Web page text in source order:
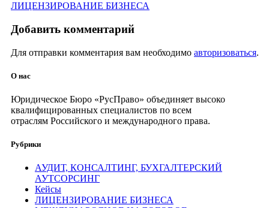
ЛИЦЕНЗИРОВАНИЕ БИЗНЕСА
Добавить комментарий
Для отправки комментария вам необходимо авторизоваться.
О нас
Юридическое Бюро «РусПраво» объединяет высоко
квалифицированных специалистов по всем
отраслям Российского и международного права.
Рубрики
АУДИТ, КОНСАЛТИНГ, БУХГАЛТЕРСКИЙ
АУТСОРСИНГ
Кейсы
ЛИЦЕНЗИРОВАНИЕ БИЗНЕСА